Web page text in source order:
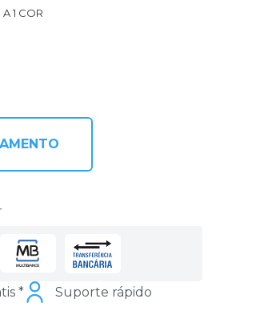
1 COR
* Suporte rápido